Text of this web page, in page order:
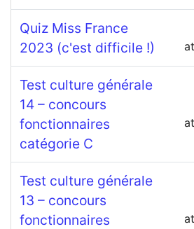
Quiz Miss France
2023 (c'est difficile !)
Test culture générale
14 – concours
fonctionnaires
catégorie C
Test culture générale
13 – concours
fonctionnaires